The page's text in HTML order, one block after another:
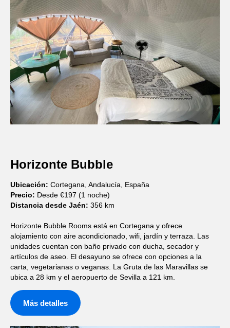
Horizonte Bubble
Ubicación: Cortegana, Andalucía, España
Precio: Desde €197 (1 noche)
Distancia desde Jaén: 356 km
Horizonte Bubble Rooms está en Cortegana y ofrece
alojamiento con aire acondicionado, wifi, jardín y terraza. Las
unidades cuentan con baño privado con ducha, secador y
artículos de aseo. El desayuno se ofrece con opciones a la
carta, vegetarianas o veganas. La Gruta de las Maravillas se
ubica a 28 km y el aeropuerto de Sevilla a 121 km.
Más detalles